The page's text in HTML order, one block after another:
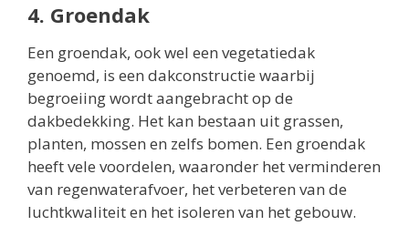
4. Groendak
Een groendak, ook wel een vegetatiedak
genoemd, is een dakconstructie waarbij
begroeiing wordt aangebracht op de
dakbedekking. Het kan bestaan uit grassen,
planten, mossen en zelfs bomen. Een groendak
heeft vele voordelen, waaronder het verminderen
van regenwaterafvoer, het verbeteren van de
luchtkwaliteit en het isoleren van het gebouw.